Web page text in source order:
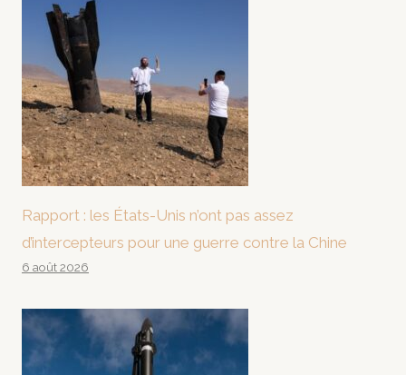
Rapport : les États-Unis n’ont pas assez
d’intercepteurs pour une guerre contre la Chine
6 août 2026